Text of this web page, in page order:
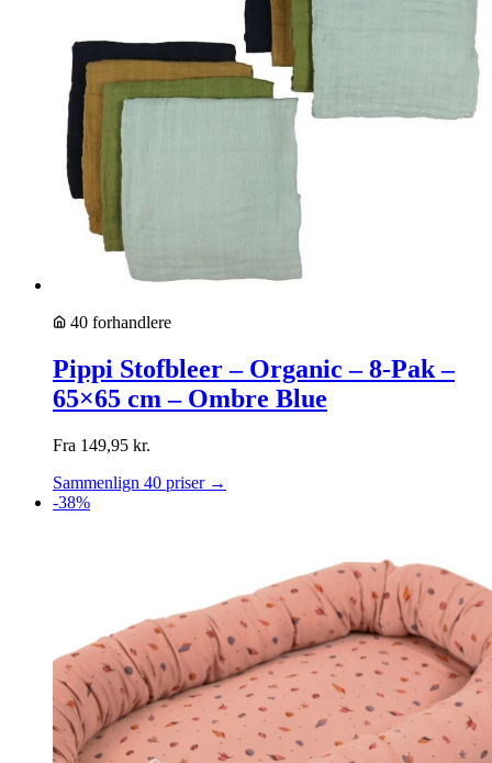
40 forhandlere
Pippi Stofbleer – Organic – 8-Pak –
65×65 cm – Ombre Blue
Fra 149,95 kr.
Sammenlign 40 priser →
-38%